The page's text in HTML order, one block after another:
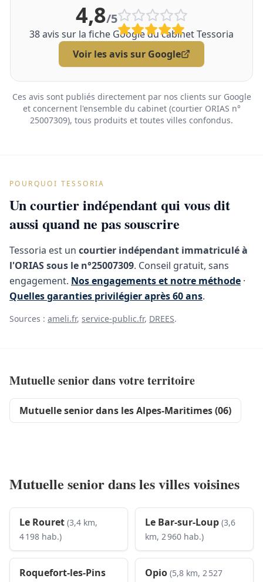
4,8/5
38avis sur la fiche Google du cabinet Tessoria
Voir les avis sur Google
Ces avis sont publiés directement par nos clients sur Google
et concernent l'ensemble du cabinet (courtier ORIAS n°
25007309), tous produits et toutes villes confondus.
POURQUOI TESSORIA
Un courtier indépendant qui vous dit
aussi quand ne pas souscrire
Tessoria est un courtier indépendant immatriculé à
l'ORIAS sous le n°25007309. Conseil gratuit, sans
engagement. Nos engagements et notre méthode ·
Quelles garanties privilégier après 60 ans.
Sources : ameli.fr, service-public.fr, DREES.
Mutuelle senior dans votre territoire
Mutuelle senior dans les Alpes-Maritimes (06)
Mutuelle senior dans les villes voisines
Le Rouret (3,4 km,
4 198 hab.)
Le Bar-sur-Loup (3,6
km, 2 960 hab.)
Roquefort-les-Pins Opio (5,8 km, 2 527